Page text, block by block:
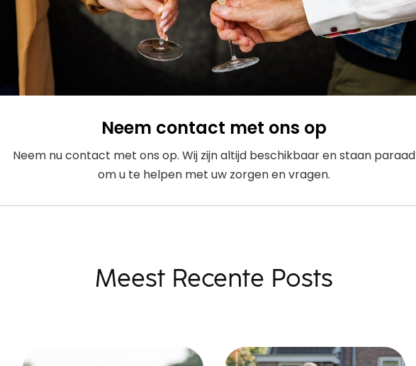
Neem contact met ons op
Neem nu contact met ons op. Wij zijn altijd beschikbaar en staan paraad
om u te helpen met uw zorgen en vragen.
Meest Recente Posts